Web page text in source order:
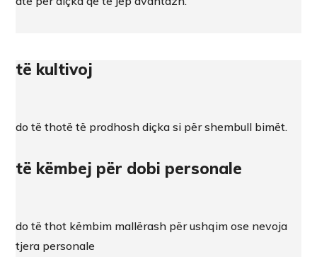
të kultivoj
do të thotë të prodhosh diçka si për shembull bimët.
të këmbej për dobi personale
do të thot këmbim mallërash për ushqim ose nevoja
tjera personale